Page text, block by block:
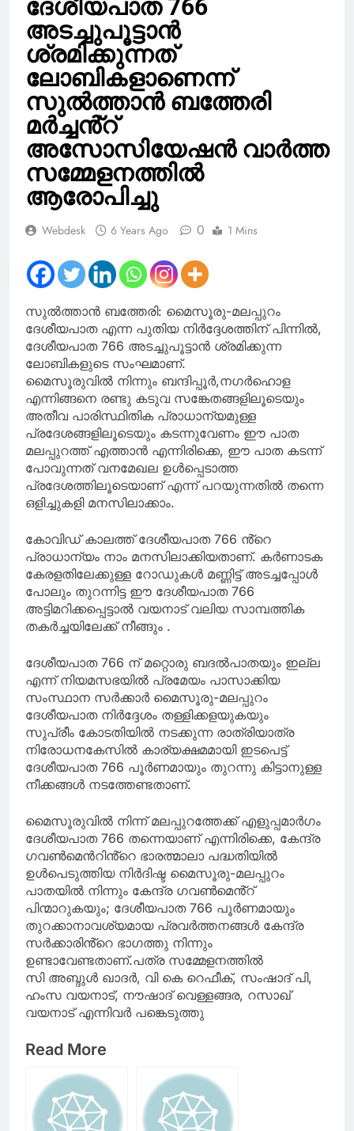
ദേശീയപാത 766
അടച്ചുപൂട്ടാൻ
ശ്രമിക്കുന്നത്
ലോബികളാണെന്ന്
സുൽത്താൻ ബത്തേരി
മർച്ചൻ്റ്
അസോസിയേഷൻ വാർത്ത
സമ്മേളനത്തിൽ
ആരോപിച്ചു
Webdesk 6 Years Ago 0 1 Mins
സുൽത്താൻ ബത്തേരി: മൈസൂരു-മലപ്പുറം
ദേശീയപാത എന്ന പുതിയ നിർദ്ദേശത്തിന് പിന്നിൽ,
ദേശീയപാത 766 അടച്ചുപൂട്ടാൻ ശ്രമിക്കുന്ന
ലോബികളുടെ സംഘമാണ്.
മൈസൂരുവിൽ നിന്നും ബന്ദിപ്പൂർ,നഗർഹൊള
എന്നിങ്ങനെ രണ്ടു കടുവ സങ്കേതങ്ങളിലൂടെയും
അതീവ പാരിസ്ഥിതിക പ്രാധാന്യമുള്ള
പ്രദേശങ്ങളിലൂടെയും കടന്നുവേണം ഈ പാത
മലപ്പുറത്ത് എത്താൻ എന്നിരിക്കെ, ഈ പാത കടന്ന്
പോവുന്നത് വനമേഖല ഉൾപ്പെടാത്ത
പ്രദേശത്തിലൂടെയാണ് എന്ന് പറയുന്നതിൽ തന്നെ
ഒളിച്ചുകളി മനസിലാക്കാം.
കോവിഡ് കാലത്ത് ദേശീയപാത 766 ൻ്റെ
പ്രാധാന്യം നാം മനസിലാക്കിയതാണ്. കർണാടക
കേരളതിലേക്കുള്ള റോഡുകൾ മണ്ണിട്ട് അടച്ചപ്പോൾ
പോലും തുറന്നിട്ട ഈ ദേശീയപാത 766
അട്ടിമറിക്കപ്പെട്ടാൽ വയനാട് വലിയ സാമ്പത്തിക
തകർച്ചയിലേക്ക് നീങ്ങും .
ദേശീയപാത 766 ന് മറ്റൊരു ബദൽപാതയും ഇല്ല
എന്ന് നിയമസഭയിൽ പ്രമേയം പാസാക്കിയ
സംസ്ഥാന സർക്കാർ മൈസൂരു-മലപ്പുറം
ദേശീയപാത നിർദ്ദേശം തള്ളിക്കളയുകയും
സുപ്രീം കോടതിയിൽ നടക്കുന്ന രാത്രിയാത്ര
നിരോധനകേസിൽ കാര്യക്ഷമമായി ഇടപെട്ട്
ദേശീയപാത 766 പൂർണമായും തുറന്നു കിട്ടാനുള്ള
നീക്കങ്ങൾ നടത്തേണ്ടതാണ്.
മൈസൂരുവിൽ നിന്ന് മലപ്പുറത്തേക്ക് എളുപ്പമാർഗം
ദേശീയപാത 766 തന്നെയാണ് എന്നിരിക്കെ, കേന്ദ്ര
ഗവൺമെൻറിൻ്റെ ഭാരത്മാലാ പദ്ധതിയിൽ
ഉൾപെടുത്തിയ നിർദിഷ്ട മൈസൂരു-മലപ്പുറം
പാതയിൽ നിന്നും കേന്ദ്ര ഗവൺമെൻ്റ്
പിന്മാറുകയും; ദേശീയപാത 766 പൂർണമായും
തുറക്കാനാവശ്യമായ പ്രവർത്തനങ്ങൾ കേന്ദ്ര
സർക്കാരിൻ്റെ ഭാഗത്തു നിന്നും
ഉണ്ടാവേണ്ടതാണ്.പത്ര സമ്മേളനത്തിൽ
സി അബ്ദുൾ ഖാദർ, വി കെ റെഫീക്, സംഷാദ് പി,
ഹംസ വയനാട്, നൗഷാദ് വെള്ളങ്ങര, റസാഖ്
വയനാട് എന്നിവർ പങ്കെടുത്തു
Read More